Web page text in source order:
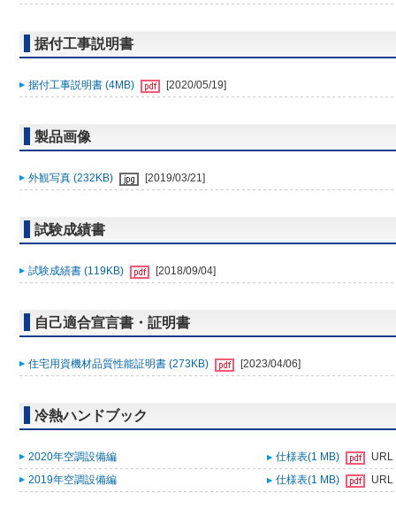
据付工事説明書
据付工事説明書 (4MB) [2020/05/19]
製品画像
外観写真 (232KB) [2019/03/21]
試験成績書
試験成績書 (119KB) [2018/09/04]
自己適合宣言書・証明書
住宅用資機材品質性能証明書 (273KB) [2023/04/06]
冷熱ハンドブック
2020年空調設備編 仕様表(1 MB)
URL
2019年空調設備編
仕様表(1 MB) URL